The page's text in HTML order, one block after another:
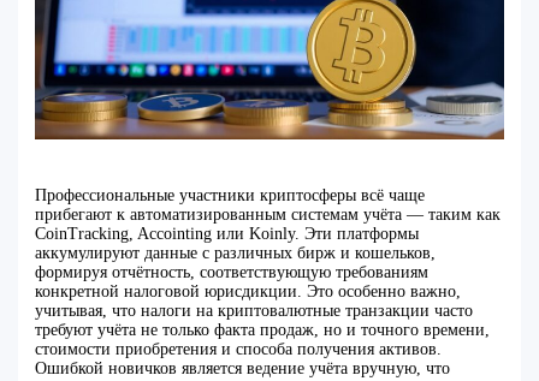
Профессиональные участники криптосферы всё чаще
прибегают к автоматизированным системам учёта — таким как
CoinTracking, Accointing или Koinly. Эти платформы
аккумулируют данные с различных бирж и кошельков,
формируя отчётность, соответствующую требованиям
конкретной налоговой юрисдикции. Это особенно важно,
учитывая, что налоги на криптовалютные транзакции часто
требуют учёта не только факта продаж, но и точного времени,
стоимости приобретения и способа получения активов.
Ошибкой новичков является ведение учёта вручную, что